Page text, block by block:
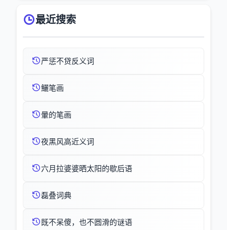
最近搜索
严惩不贷反义词
鱺笔画
暈的笔画
夜黑风高近义词
六月拉婆婆晒太阳的歇后语
磊叠词典
既不呆傻，也不圆滑的谜语